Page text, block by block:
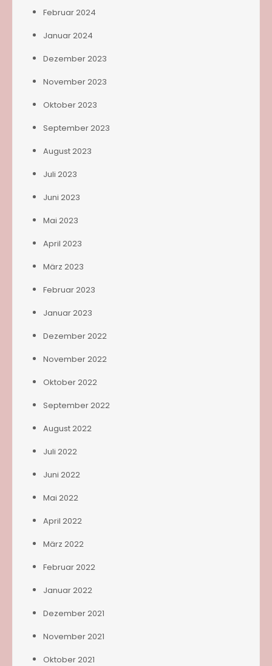
Februar 2024
Januar 2024
Dezember 2023
November 2023
Oktober 2023
September 2023
August 2023
Juli 2023
Juni 2023
Mai 2023
April 2023
März 2023
Februar 2023
Januar 2023
Dezember 2022
November 2022
Oktober 2022
September 2022
August 2022
Juli 2022
Juni 2022
Mai 2022
April 2022
März 2022
Februar 2022
Januar 2022
Dezember 2021
November 2021
Oktober 2021